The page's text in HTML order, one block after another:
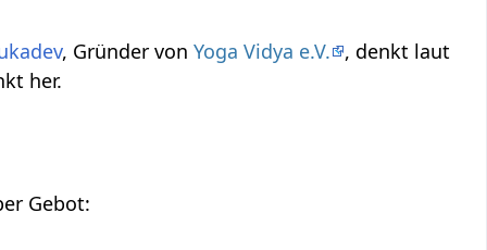
, Gründer vonYoga Vidya e.V.
, denkt laut
her.
Hier findest du die Tonspur des oberen Videos, also einen Audio Vortrag über Gebot‏‎: